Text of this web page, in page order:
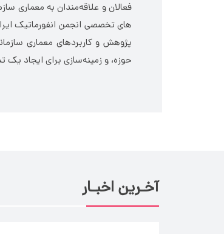
فعالان و علاقه‌مندان به معماری
های تخصصی انجمن انفورماتیک
پژوهش و کاربردهای معماری
حوزه، و زمینه­‌سازی برای ایجاد
آخـرین اخبـار